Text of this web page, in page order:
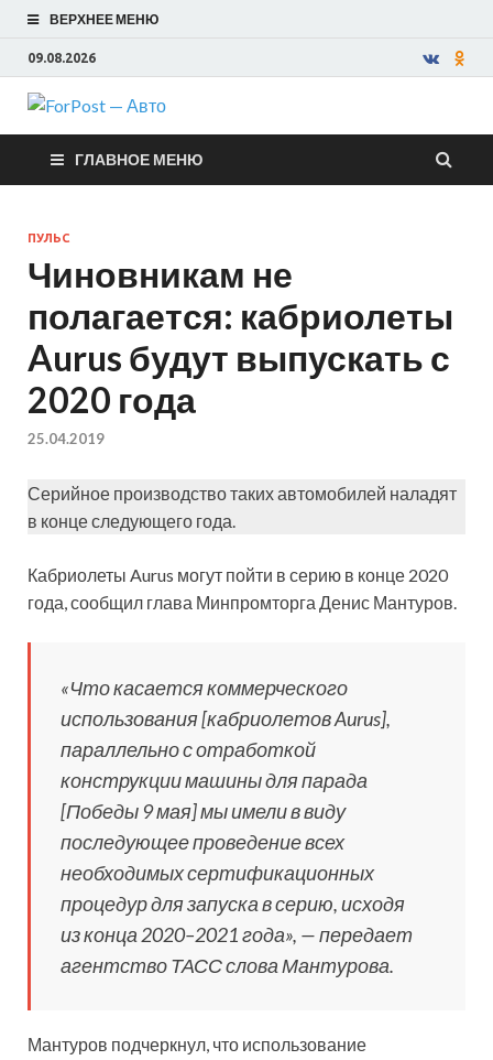
ВЕРХНЕЕ МЕНЮ
09.08.2026
ForPost —
Авто
ГЛАВНОЕ МЕНЮ
ПУЛЬС
Чиновникам не
полагается: кабриолеты
Aurus будут выпускать с
2020 года
25.04.2019
Серийное производство таких автомобилей наладят
в конце следующего года.
Кабриолеты Aurus могут пойти в серию в конце 2020
года, сообщил глава Минпромторга Денис Мантуров.
«Что касается коммерческого
использования [кабриолетов Aurus],
параллельно с отработкой
конструкции машины для парада
[Победы 9 мая] мы имели в виду
последующее проведение всех
необходимых сертификационных
процедур для запуска в серию, исходя
из конца 2020–2021 года», — передает
агентство ТАСС слова Мантурова.
Мантуров подчеркнул, что использование